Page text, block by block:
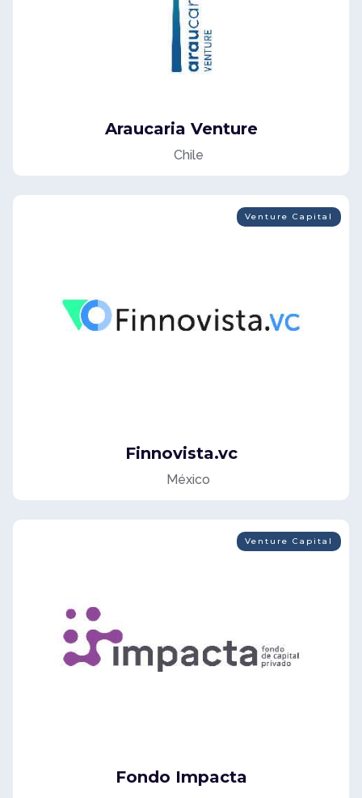
Araucaria Venture
Chile
Venture Capital
Finnovista.vc
México
Venture Capital
Fondo Impacta